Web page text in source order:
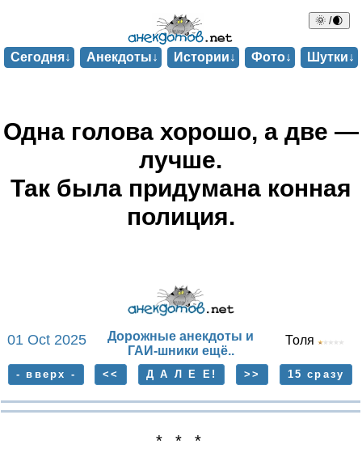
🌞 /🌒
Сегодня↓ Анекдоты↓ Истории↓ Фото↓ Шутки↓
Одна голова хорошо, а две —
лучше.
Так была придумана конная
полиция.
01 Oct 2025
Дорожные анекдоты и
ГАИ-шники ещё..
Толя
- вверх - << Д А Л Е Е! >> 15 сразу
* * *